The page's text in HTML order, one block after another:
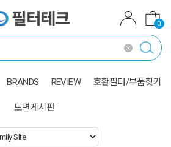
0
BRANDS REVIEW 호환필터/부품찾기
도면게시판